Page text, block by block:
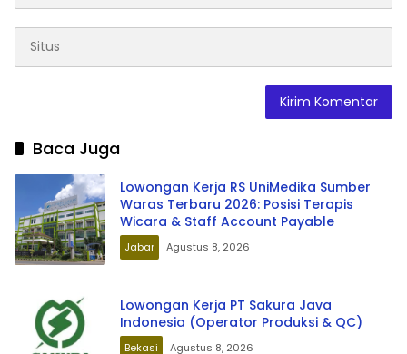
Baca Juga
Lowongan Kerja RS UniMedika Sumber
Waras Terbaru 2026: Posisi Terapis
Wicara & Staff Account Payable
Jabar Agustus 8, 2026
Lowongan Kerja PT Sakura Java
Indonesia (Operator Produksi & QC)
Bekasi Agustus 8, 2026